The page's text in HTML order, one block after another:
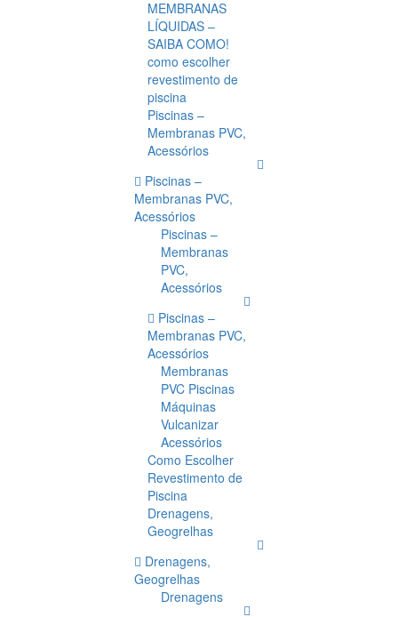
MEMBRANAS
LÍQUIDAS –
SAIBA COMO!
como escolher
revestimento de
piscina
Piscinas –
Membranas PVC,
Acessórios
Piscinas –
Membranas PVC,
Acessórios
Piscinas –
Membranas
PVC,
Acessórios
Piscinas –
Membranas PVC,
Acessórios
Membranas
PVC Piscinas
Máquinas
Vulcanizar
Acessórios
Como Escolher
Revestimento de
Piscina
Drenagens,
Geogrelhas
Drenagens,
Geogrelhas
Drenagens